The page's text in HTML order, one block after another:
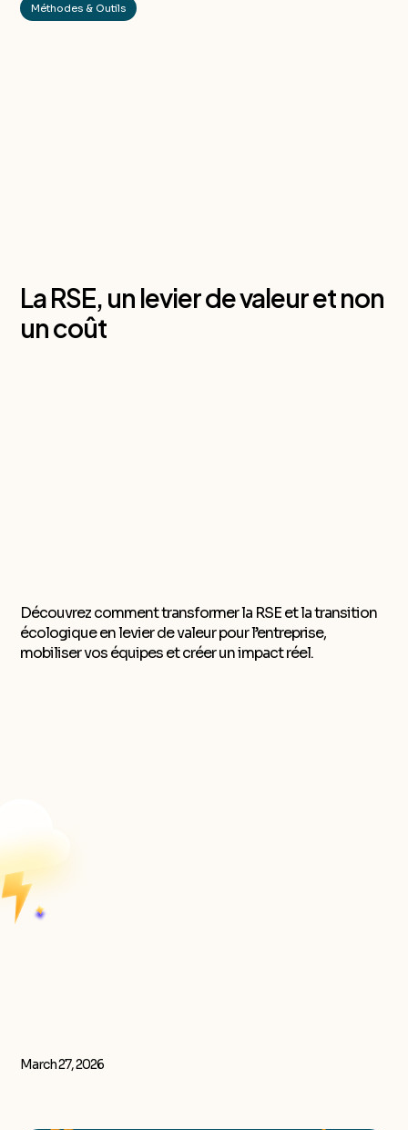
Méthodes & Outils
La RSE, un levier de valeur et non
un coût
Découvrez comment transformer la RSE et la transition
écologique en levier de valeur pour l’entreprise,
mobiliser vos équipes et créer un impact réel.
March 27, 2026